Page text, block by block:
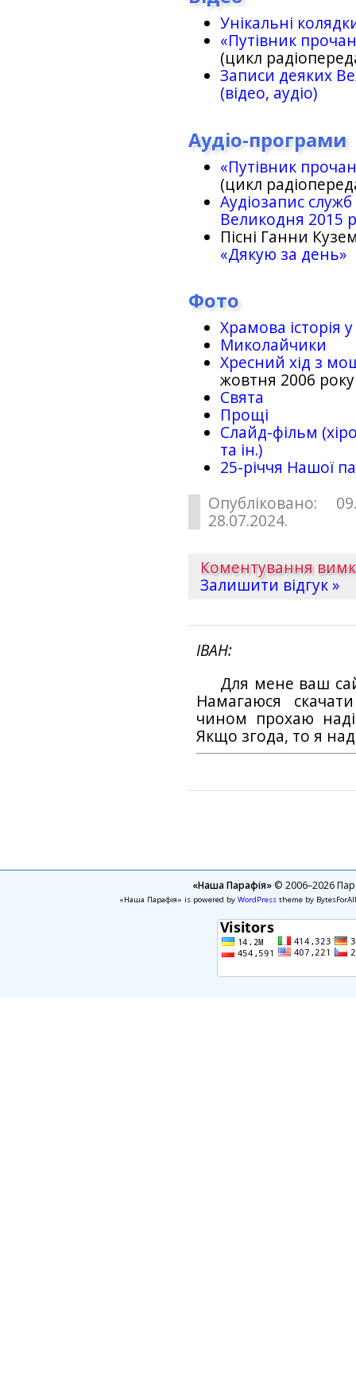
Унікальні
«Путівник
(цикл
Записи деяких
(відео, аудіо)
Аудіо-програми
«Путівник
(цикл
Аудіозапис
Великодня 2015
Пісні Ганни
«Дякую за день»
Фото
Храмова історія
Миколайчики
Хресний хід з
жовтня 2006 року
Свята
Прощі
Слайд-фільм
та ін.)
25-рiччя Нашої
Опубліковано:
28.07.2024.
Коментування
Залишити відгук »
ІВАН
Для мене ваш
Намагаюся
чином прохаю
Якщо згода, то я
«Наша Парафія»© 2006–2026
«Наша Парафія» is powered by WordPresstheme by